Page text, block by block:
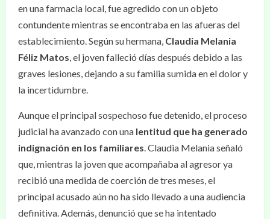
en una farmacia local, fue agredido con un objeto
contundente mientras se encontraba en las afueras del
establecimiento. Según su hermana, Claudia Melania
Féliz Matos, el joven falleció días después debido a las
graves lesiones, dejando a su familia sumida en el dolor y
la incertidumbre.
Aunque el principal sospechoso fue detenido, el proceso
judicial ha avanzado con una lentitud que ha generado
indignación en los familiares. Claudia Melania señaló
que, mientras la joven que acompañaba al agresor ya
recibió una medida de coerción de tres meses, el
principal acusado aún no ha sido llevado a una audiencia
definitiva. Además, denunció que se ha intentado